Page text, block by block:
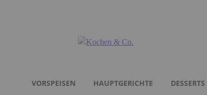
VORSPEISEN HAUPTGERICHTE DESSERTS